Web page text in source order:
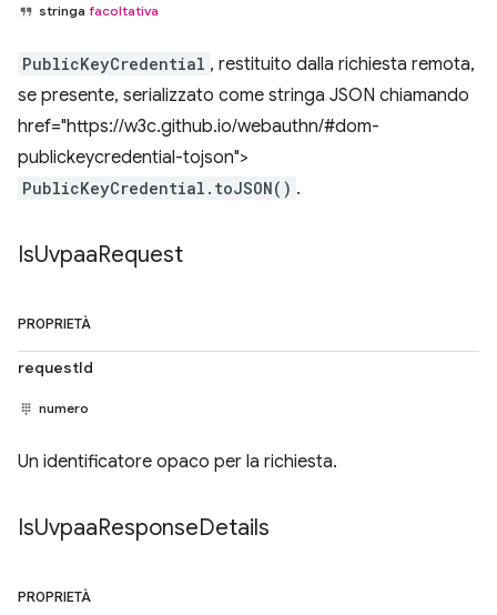
stringa facoltativa
PublicKeyCredential , restituito dalla richiesta remota,
se presente, serializzato come stringa JSON chiamando
href="https://w3c.github.io/webauthn/#dom-
publickeycredential-tojson">
PublicKeyCredential.toJSON() .
IsUvpaaRequest
PROPRIETÀ
requestId
numero
Un identificatore opaco per la richiesta.
IsUvpaaResponseDetails
PROPRIETÀ